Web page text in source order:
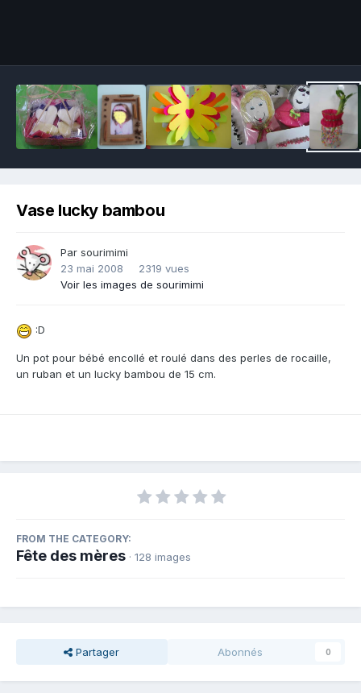
Vase lucky bambou
Par sourimimi
23 mai 2008
2319 vues
Voir les images de sourimimi
:D
Un pot pour bébé encollé et roulé dans des perles de rocaille,
un ruban et un lucky bambou de 15 cm.
FROM THE CATEGORY:
Fête des mères · 128 images
Partager Abonnés 0